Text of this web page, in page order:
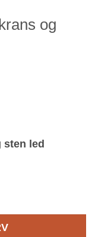
og
sten led